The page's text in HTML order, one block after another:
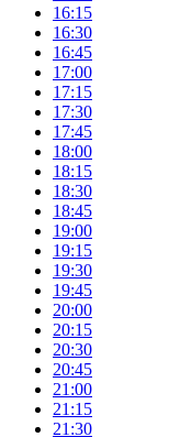
16:15
16:30
16:45
17:00
17:15
17:30
17:45
18:00
18:15
18:30
18:45
19:00
19:15
19:30
19:45
20:00
20:15
20:30
20:45
21:00
21:15
21:30